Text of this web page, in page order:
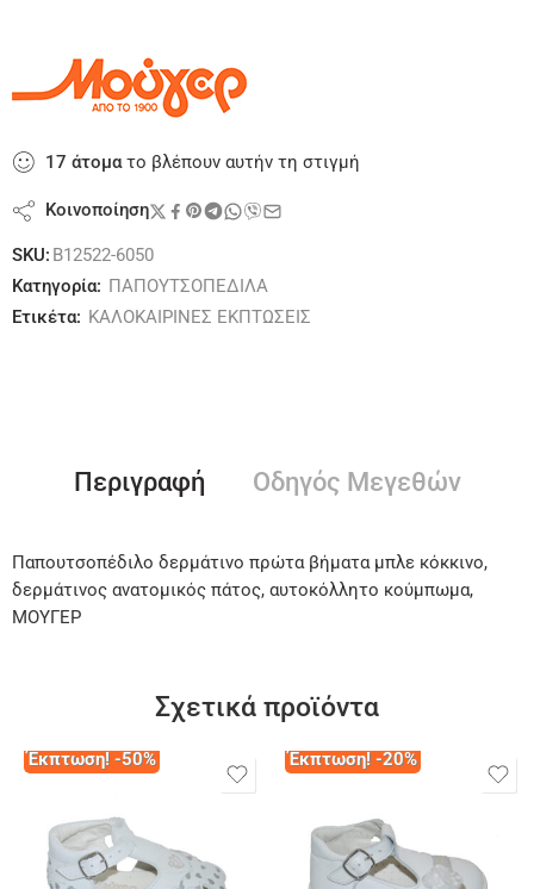
17 άτοματο βλέπουν αυτήν τη στιγμή
Κοινοποίηση
SKU: B12522-6050
Κατηγορία: ΠΑΠΟΥΤΣΟΠΕΔΙΛΑ
Ετικέτα: ΚΑΛΟΚΑΙΡΙΝΕΣ ΕΚΠΤΩΣΕΙΣ
Περιγραφή Οδηγός Μεγεθών
Παπουτσοπέδιλο δερμάτινο πρώτα βήματα μπλε κόκκινο,
δερμάτινος ανατομικός πάτος, αυτοκόλλητο κούμπωμα,
ΜΟΥΓΕΡ
Σχετικά προϊόντα
Έκπτωση! -50% Έκπτωση! -20%